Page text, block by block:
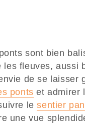
sont bien
fleuves, aussi
de se laisser
ponts et admirer
lesentier
une vue